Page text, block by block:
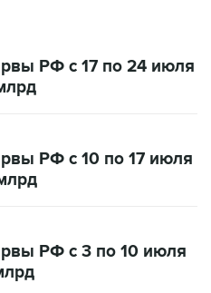
РФ с 17 по 24 июля
РФ с 10 по 17 июля
РФ с 3 по 10 июля